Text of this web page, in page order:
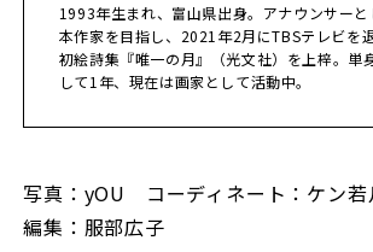
1993年生まれ、富山県出身。アナウンサー
本作家を目指し、2021年2月にTBSテレビを
初絵詩集『唯一の月』（光文社）を上梓。単
して1年、現在は画家として活動中。
写真：yOU コーディネート：ケン
編集：服部広子